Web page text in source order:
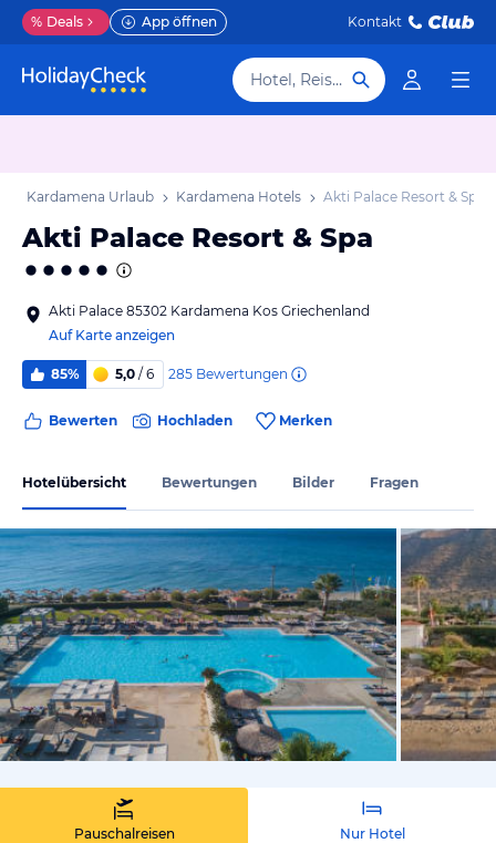
% Deals App öffnen Kontakt
Hotel, Reiseziel
Kardamena Urlaub Kardamena Hotels Akti Palace Resort & Spa
Akti Palace Resort & Spa
Akti Palace 85302 Kardamena Kos Griechenland
Auf Karte anzeigen
85% 5,0 / 6 285 Bewertungen
Bewerten Hochladen Merken
Hotelübersicht Bewertungen Bilder Fragen
vom
Pauschalreisen Nur Hotel